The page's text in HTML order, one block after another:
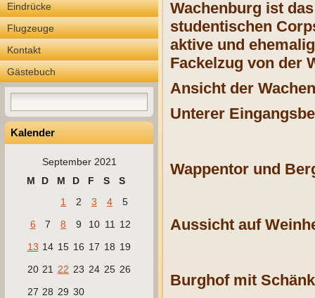
Eindrücke
Flugzeuge
Kontakt
Gästebuch
Kalender
September 2021
M
D M D F S
S
1
2 3 4
5
6
7 8 9 10 11
12
13 14 15 16 17 18 19
20 21 22 23 24 25 26
27 28 29 30
Wachenburg ist
studentischen
aktive und
Fackelzug von der
Ansicht der
Unterer
Wappentor und
Aussicht auf
Burghof mit